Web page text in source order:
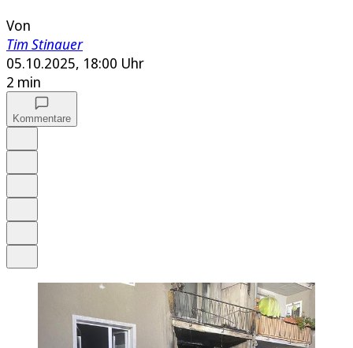
Von
Tim Stinauer
05.10.2025, 18:00 Uhr
2 min
Kommentare